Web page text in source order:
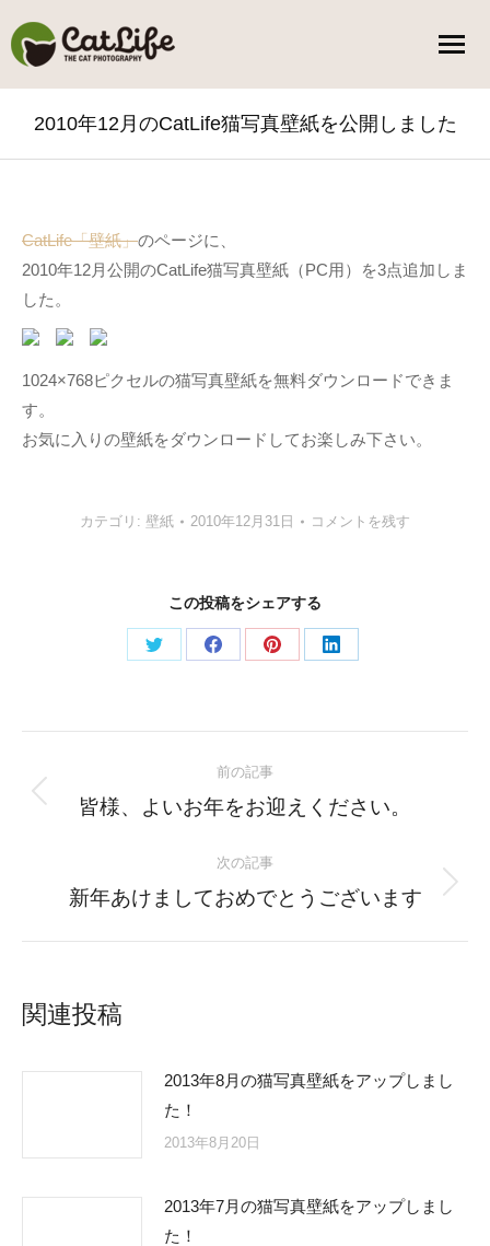
2010年12月のCatLife猫写真壁紙を公開しました
CatLife「壁紙」のページに、
2010年12月公開のCatLife猫写真壁紙（PC用）を3点追加しま
した。
1024×768ピクセルの猫写真壁紙を無料ダウンロードできま
す。
お気に入りの壁紙をダウンロードしてお楽しみ下さい。
カテゴリ: 壁紙 2010年12月31日 コメントを残す
この投稿をシェアする
Share
Share
Share
Share
navigation
前の記事
Previous
皆様、よいお年をお迎えください。
次の記事
Next
新年あけましておめでとうございます
関連投稿
2013年8月の猫写真壁紙をアップしまし
た！
2013年8月20日
2013年7月の猫写真壁紙をアップしまし
た！